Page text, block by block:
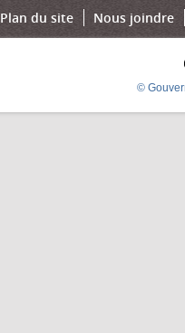
Plan du site Nous joindre
©